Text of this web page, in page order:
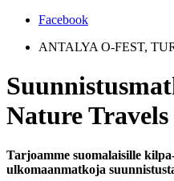
Facebook
ANTALYA O-FEST,
Nature
Tarjoamme suomalaisille
ulkomaanmatkoja